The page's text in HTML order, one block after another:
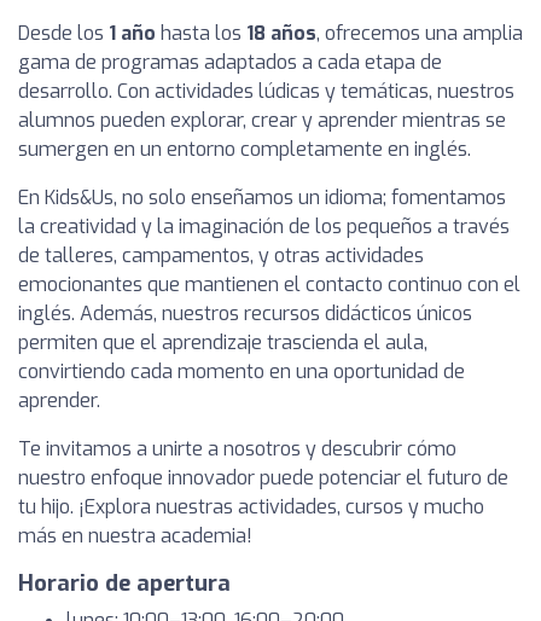
Desde los 1 año hasta los 18 años, ofrecemos una amplia
gama de programas adaptados a cada etapa de
desarrollo. Con actividades lúdicas y temáticas, nuestros
alumnos pueden explorar, crear y aprender mientras se
sumergen en un entorno completamente en inglés.
En Kids&Us, no solo enseñamos un idioma; fomentamos
la creatividad y la imaginación de los pequeños a través
de talleres, campamentos, y otras actividades
emocionantes que mantienen el contacto continuo con el
inglés. Además, nuestros recursos didácticos únicos
permiten que el aprendizaje trascienda el aula,
convirtiendo cada momento en una oportunidad de
aprender.
Te invitamos a unirte a nosotros y descubrir cómo
nuestro enfoque innovador puede potenciar el futuro de
tu hijo. ¡Explora nuestras actividades, cursos y mucho
más en nuestra academia!
Horario de apertura